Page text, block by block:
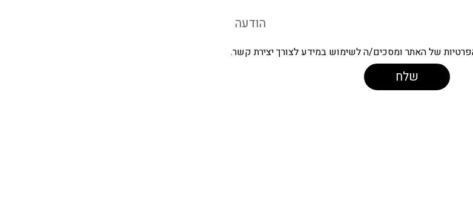
של האתר ומסכים/ה לשימוש במידע לצורך יצירת קשר.
שלח